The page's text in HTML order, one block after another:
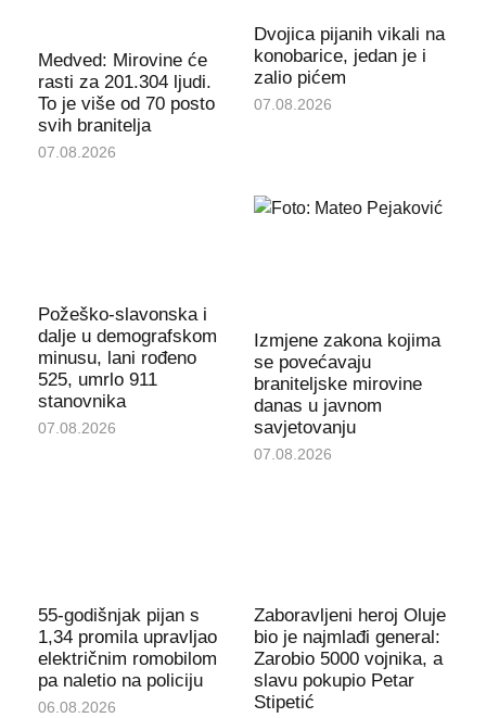
Medved: Mirovine će
rasti za 201.304 ljudi.
To je više od 70 posto
svih branitelja
07.08.2026
Dvojica pijanih vikali na
konobarice, jedan je i
zalio pićem
07.08.2026
Požeško-slavonska i
dalje u demografskom
minusu, lani rođeno
525, umrlo 911
stanovnika
07.08.2026
Izmjene zakona kojima
se povećavaju
braniteljske mirovine
danas u javnom
savjetovanju
07.08.2026
55-godišnjak pijan s
1,34 promila upravljao
električnim romobilom
pa naletio na policiju
06.08.2026
Zaboravljeni heroj Oluje
bio je najmlađi general:
Zarobio 5000 vojnika, a
slavu pokupio Petar
Stipetić